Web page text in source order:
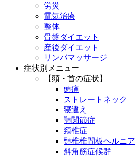
労災
電気治療
整体
骨盤ダイエット
産後ダイエット
リンパマッサージ
症状別メニュー
【頭・首の症状】
頭痛
ストレートネック
寝違え
顎関節症
頚椎症
頸椎椎間板ヘルニア
斜角筋症候群